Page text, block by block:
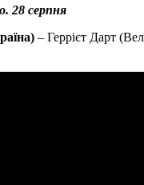
28 серпня
– Геррієт Дарт